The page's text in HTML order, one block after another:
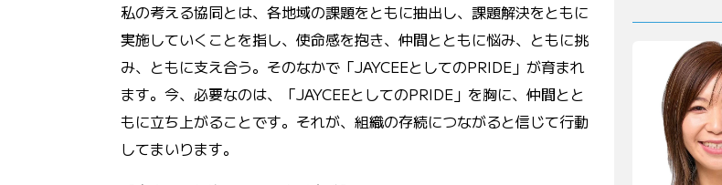
私の考える協同とは、各地域の課題をともに抽出し、課題解決をともに
実施していくことを指し、使命感を抱き、仲間とともに悩み、ともに挑
み、ともに支え合う。そのなかで「JAYCEEとしてのPRIDE」が育まれ
ます。今、必要なのは、「JAYCEEとしてのPRIDE」を胸に、仲間とと
もに立ち上がることです。それが、組織の存続につながると信じて行動
してまいります。